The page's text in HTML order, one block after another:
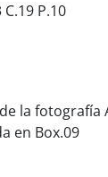
C.19 P.10
la fotografía
en Box.09